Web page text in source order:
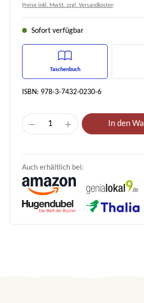
Preise inkl. MwSt. zzgl. Versandkosten
Sofort verfügbar
Taschenbuch
ISBN: 978-3-7432-0230-6
Produkt Anzahl: Gib den
In den
Auch erhältlich bei: